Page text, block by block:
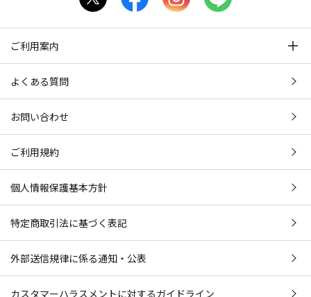
ご利用案内
よくある質問
お問い合わせ
ご利用規約
個人情報保護基本方針
特定商取引法に基づく表記
外部送信規律に係る通知・公表
カスタマーハラスメントに対するガイドライン